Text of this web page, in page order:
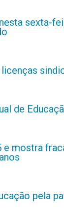
sexta-
de
e mostra
pela